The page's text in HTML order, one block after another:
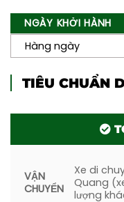
bình minh.
07h00:Ăn
08h00:Quý
và hẹn
chương
NGÀY KHỞI HÀNH
Hàng ngày
TIÊU CHUẨN
VẬN
CHUYỂN
Xe di
Quang
lượng